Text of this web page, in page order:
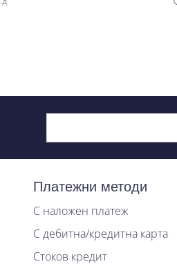
Платежни методи
С наложен платеж
С дебитна/кредитна карта
Стоков кредит